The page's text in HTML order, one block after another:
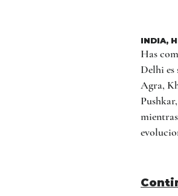
INDIA,
Has
Delhi
Agra,